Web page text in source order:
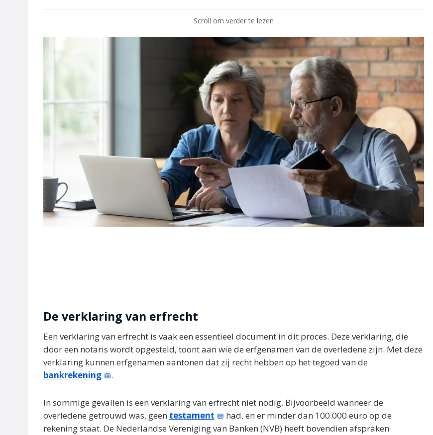
Scroll om verder te lezen
De verklaring van erfrecht
Een verklaring van erfrecht is vaak een essentieel document in dit proces. Deze verklaring, die
door een notaris wordt opgesteld, toont aan wie de erfgenamen van de overledene zijn. Met deze
verklaring kunnen erfgenamen aantonen dat zij recht hebben op het tegoed van de
bankrekening
.
In sommige gevallen is een verklaring van erfrecht niet nodig. Bijvoorbeeld wanneer de
overledene getrouwd was, geen testament
had, en er minder dan 100.000 euro op de
rekening staat. De Nederlandse Vereniging van Banken (NVB) heeft bovendien afspraken